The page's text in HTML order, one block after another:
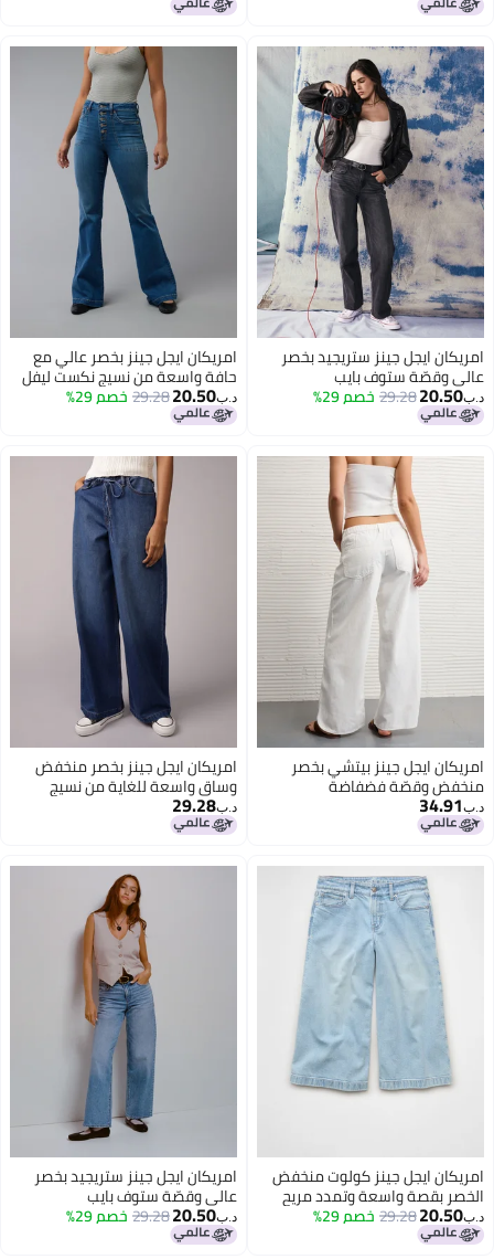
امريكان ايجل جينز ستريجيد بخصر
عالي وقصّة ستوف بايب
د.ب‏20.50
29.28خصم 29%
امريكان ايجل جينز بخصر عالي مع
حافة واسعة من نسيج نكست ليفل
د.ب‏20.50
29.28خصم 29%
امريكان ايجل جينز بيتشي بخصر
منخفض وقصّة فضفاضة
د.ب‏34.91
امريكان ايجل جينز بخصر منخفض
وساق واسعة للغاية من نسيج
مطاطي متين
د.ب‏29.28
امريكان ايجل جينز كولوت منخفض
الخصر بقصة واسعة وتمدد مريح
د.ب‏20.50
29.28خصم 29%
امريكان ايجل جينز ستريجيد بخصر
عالي وقصّة ستوف بايب
د.ب‏20.50
29.28خصم 29%